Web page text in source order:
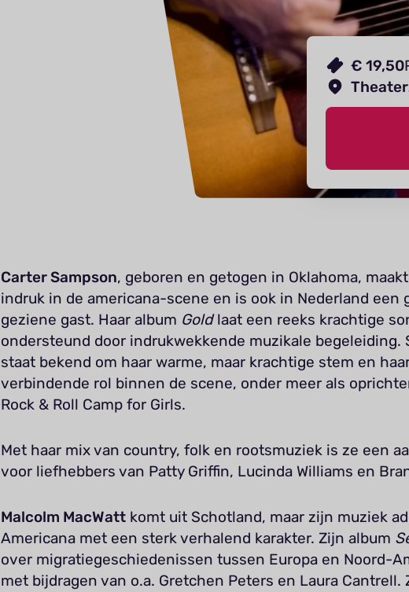
€ 19,50
Carter Sampson, geboren en getogen in Oklahoma,
indruk in de americana-scene en is ook in Nederland een
geziene gast. Haar album Goldlaat een reeks krachtige
ondersteund door indrukwekkende muzikale begeleiding.
staat bekend om haar warme, maar krachtige stem en
verbindende rol binnen de scene, onder meer als
Rock & Roll Camp for Girls.
Met haar mix van country, folk en rootsmuziek is ze een
voor liefhebbers van Patty Griffin, Lucinda Williams en
Malcolm MacWattkomt uit Schotland, maar zijn muziek
Americana met een sterk verhalend karakter. Zijn album
over migratiegeschiedenissen tussen Europa en Noord-
met bijdragen van o.a. Gretchen Peters en Laura Cantrell.